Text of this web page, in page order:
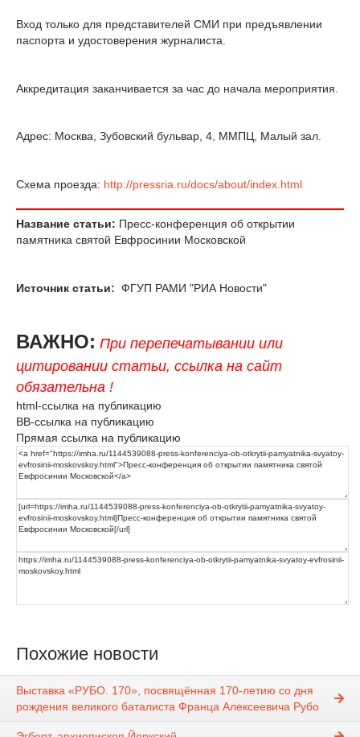
Вход только для представителей СМИ при предъявлении
паспорта и удостоверения журналиста.
Аккредитация заканчивается за час до начала мероприятия.
Адрес: Москва, Зубовский бульвар, 4, ММПЦ, Малый зал.
Схема проезда: http://pressria.ru/docs/about/index.html
Название статьи: Пресс-конференция об открытии
памятника святой Евфросинии Московской
Источник статьи: ФГУП РАМИ "РИА Новости"
ВАЖНО: При перепечатывании или
цитировании статьи, ссылка на сайт
обязательна !
html-ссылка на публикацию
BB-ссылка на публикацию
Прямая ссылка на публикацию
Похожие новости
Выставка «РУБО. 170», посвящённая 170-летию со дня
рождения великого баталиста Франца Алексеевича Рубо